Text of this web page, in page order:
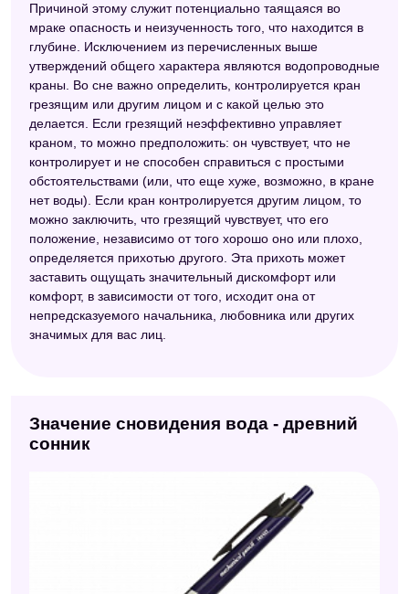
Причиной этому служит потенциально таящаяся во
мраке опасность и неизученность того, что находится в
глубине. Исключением из перечисленных выше
утверждений общего характера являются водопроводные
краны. Во сне важно определить, контролируется кран
грезящим или другим лицом и с какой целью это
делается. Если грезящий неэффективно управляет
краном, то можно предположить: он чувствует, что не
контролирует и не способен справиться с простыми
обстоятельствами (или, что еще хуже, возможно, в кране
нет воды). Если кран контролируется другим лицом, то
можно заключить, что грезящий чувствует, что его
положение, независимо от того хорошо оно или плохо,
определяется прихотью другого. Эта прихоть может
заставить ощущать значительный дискомфорт или
комфорт, в зависимости от того, исходит она от
непредсказуемого начальника, любовника или других
значимых для вас лиц.
Значение сновидения вода - древний
сонник